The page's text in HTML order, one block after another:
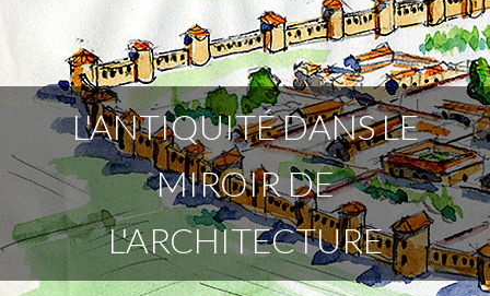
L'ANTIQUITÉ DANS LE
MIROIR DE
L'ARCHITECTURE